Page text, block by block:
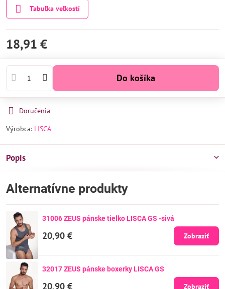
Tabuľka veľkostí
18,91 €
Do košíka
Doručenia
Výrobca: LISCA
Popis
Alternatívne produkty
31006 ZEUS pánske tielko LISCA GS -sivá
20,90 € Zobraziť
32017 ZEUS pánske boxerky LISCA GS
20,90 € Zobraziť